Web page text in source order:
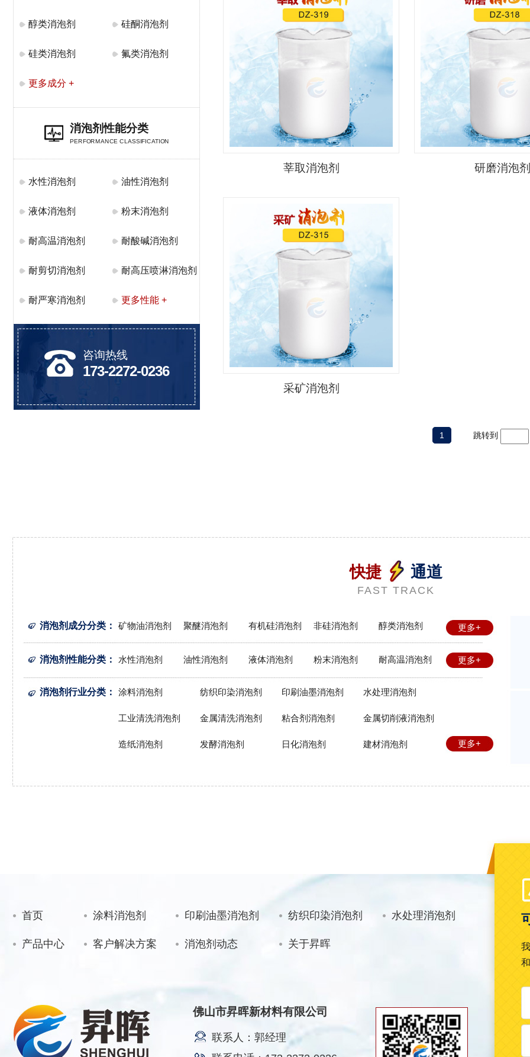
醇类消泡剂 硅酮消泡剂
硅类消泡剂 氟类消泡剂
更多成分 +
消泡剂性能分类
PERFORMANCE CLASSIFICATION
水性消泡剂 油性消泡剂
液体消泡剂 粉末消泡剂
耐高温消泡剂 耐酸碱消泡剂
耐剪切消泡剂 耐高压喷淋消泡剂
耐严寒消泡剂 更多性能 +
咨询热线
173-2272-0236
莘取消泡剂 研磨消泡剂
采矿消泡剂
1 跳转到
快捷通道
FAST TRACK
消泡剂成分分类 ： 矿物油消泡剂 聚醚消泡剂 有机硅消泡剂 非硅消泡剂 醇类消泡剂 更多+
消泡剂性能分类 ： 水性消泡剂 油性消泡剂 液体消泡剂 粉末消泡剂 耐高温消泡剂 更多+
消泡剂行业分类 ： 涂料消泡剂 纺织印染消泡剂 印刷油墨消泡剂 水处理消泡剂
工业清洗消泡剂 金属清洗消泡剂 粘合剂消泡剂 金属切削液消泡剂
造纸消泡剂 发酵消泡剂 日化消泡剂 建材消泡剂 更多+
首页 涂料消泡剂 印刷油墨消泡剂 纺织印染消泡剂 水处理消泡剂
产品中心 客户解决方案 消泡剂动态 关于昇晖
佛山市昇晖新材料有限公司
联系人：郭经理